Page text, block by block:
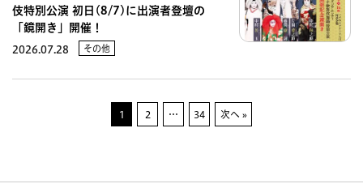
伎特別公演 初日(8/7)に出演者登壇の
「鏡開き」開催！
2026.07.28 その他
1 2 … 34 次へ »